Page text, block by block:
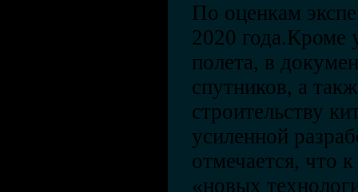
По оценкам
2020 года.Кроме
полета, в
спутников, а
строительству
усиленной
отмечается, что
«новых